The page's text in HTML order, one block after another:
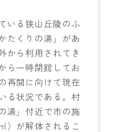
いる狭山丘陵のふ
たくりの湯」があ
から利用されてき
ら一時閉館してお
再開に向けて現在
る状況である。村
湯」付近で市の施
）が解体されるこ